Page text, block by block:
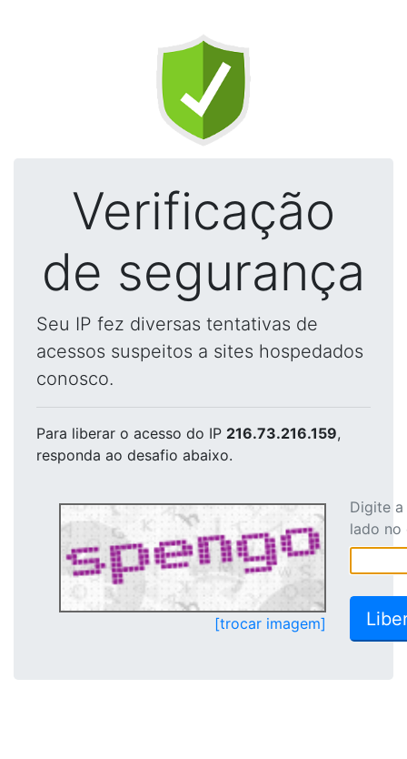
Verificação
de segurança
Seu IP fez diversas tentativas de
acessos suspeitos a sites hospedados
conosco.
Para liberar o acesso do IP 216.73.216.159,
responda ao desafio abaixo.
[trocar imagem]
Digite
lado no